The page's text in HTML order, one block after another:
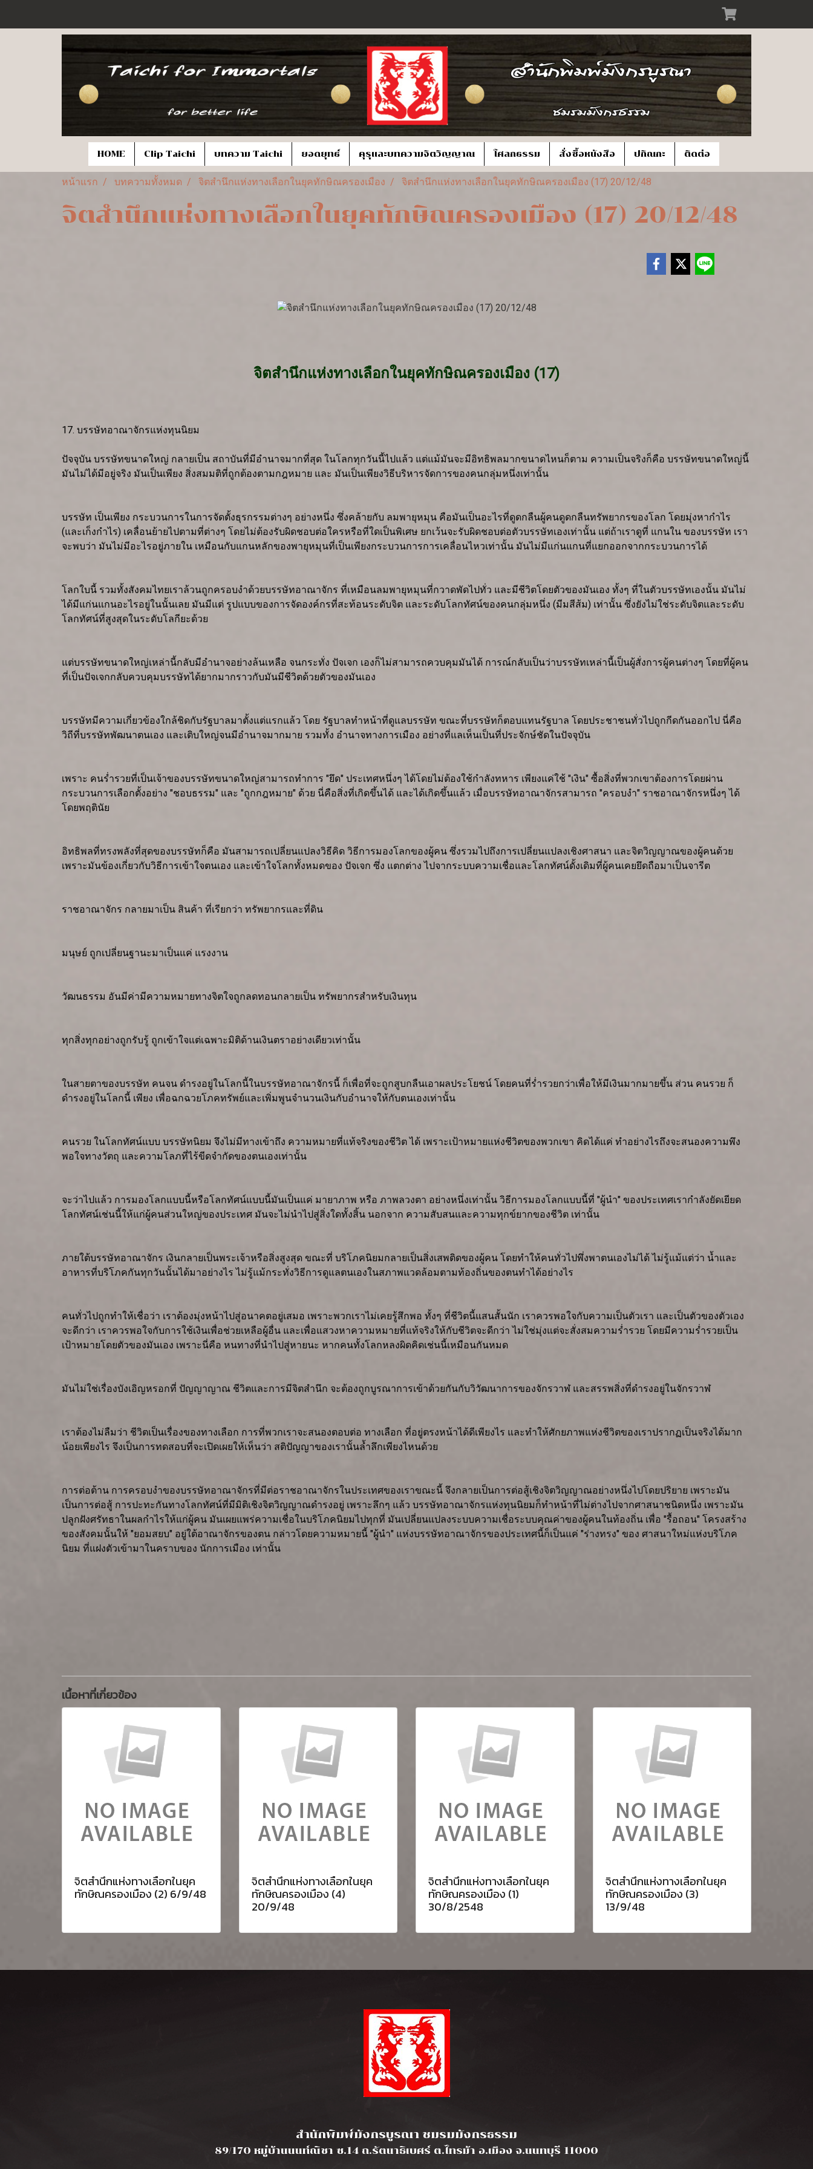
HOME Clip Taichi บทความ Taichi ยอดยุทธ์ คุรุและบทความจิตวิญญาณ โศลกธรรม สั่งซื้อหนังสือ ปกิณกะ ติดต่อ
หน้าแรก บทความทั้งหมด จิตสำนึกแห่งทางเลือกในยุคทักษิณครองเมือง จิตสำนึกแห่งทางเลือกในยุคทักษิณครองเมือง (17) 20/12/48
จิตสำนึกแห่งทางเลือกในยุคทักษิณครองเมือง (17) 20/12/48
จิตสำนึกแห่งทางเลือกในยุคทักษิณครองเมือง (17)
17. บรรษัทอาณาจักรแห่งทุนนิยม
ปัจจุบัน บรรษัทขนาดใหญ่ กลายเป็น สถาบันที่มีอำนาจมากที่สุด ในโลกทุกวันนี้ไปแล้ว แต่แม้มันจะมีอิทธิพลมากขนาดไหนก็ตาม ความเป็นจริงก็คือ บรรษัทขนาดใหญ่นี้
มันไม่ได้มีอยู่จริง มันเป็นเพียง สิ่งสมมติที่ถูกต้องตามกฎหมาย และ มันเป็นเพียงวิธีบริหารจัดการของคนกลุ่มหนึ่งเท่านั้น
บรรษัท เป็นเพียง กระบวนการในการจัดตั้งธุรกรรมต่างๆ อย่างหนึ่ง ซึ่งคล้ายกับ ลมพายุหมุน คือมันเป็นอะไรที่ดูดกลืนผู้คนดูดกลืนทรัพยากรของโลก โดยมุ่งหากำไร
(และเก็งกำไร) เคลื่อนย้ายไปตามที่ต่างๆ โดยไม่ต้องรับผิดชอบต่อใครหรือที่ใดเป็นพิเศษ ยกเว้นจะรับผิดชอบต่อตัวบรรษัทเองเท่านั้น แต่ถ้าเราดูที่ แกนใน ของบรรษัท เรา
จะพบว่า มันไม่มีอะไรอยู่ภายใน เหมือนกับแกนหลักของพายุหมุนที่เป็นเพียงกระบวนการการเคลื่อนไหวเท่านั้น มันไม่มีแก่นแกนที่แยกออกจากกระบวนการได้
โลกใบนี้ รวมทั้งสังคมไทยเราล้วนถูกครอบงำด้วยบรรษัทอาณาจักร ที่เหมือนลมพายุหมุนที่กวาดพัดไปทั่ว และมีชีวิตโดยตัวของมันเอง ทั้งๆ ที่ในตัวบรรษัทเองนั้น มันไม่
ได้มีแก่นแกนอะไรอยู่ในนั้นเลย มันมีแต่ รูปแบบของการจัดองค์กรที่สะท้อนระดับจิต และระดับโลกทัศน์ของคนกลุ่มหนึ่ง (มีมสีส้ม) เท่านั้น ซึ่งยังไม่ใช่ระดับจิตและระดับ
โลกทัศน์ที่สูงสุดในระดับโลกียะด้วย
แต่บรรษัทขนาดใหญ่เหล่านี้กลับมีอำนาจอย่างล้นเหลือ จนกระทั่ง ปัจเจก เองก็ไม่สามารถควบคุมมันได้ การณ์กลับเป็นว่าบรรษัทเหล่านี้เป็นผู้สั่งการผู้คนต่างๆ โดยที่ผู้คน
ที่เป็นปัจเจกกลับควบคุมบรรษัทได้ยากมากราวกับมันมีชีวิตด้วยตัวของมันเอง
บรรษัทมีความเกี่ยวข้องใกล้ชิดกับรัฐบาลมาตั้งแต่แรกแล้ว โดย รัฐบาลทำหน้าที่ดูแลบรรษัท ขณะที่บรรษัทก็ตอบแทนรัฐบาล โดยประชาชนทั่วไปถูกกีดกันออกไป นี่คือ
วิถีที่บรรษัทพัฒนาตนเอง และเติบใหญ่จนมีอำนาจมากมาย รวมทั้ง อำนาจทางการเมือง อย่างที่แลเห็นเป็นที่ประจักษ์ชัดในปัจจุบัน
เพราะ คนร่ำรวยที่เป็นเจ้าของบรรษัทขนาดใหญ่สามารถทำการ "ยึด" ประเทศหนึ่งๆ ได้โดยไม่ต้องใช้กำลังทหาร เพียงแค่ใช้ "เงิน" ซื้อสิ่งที่พวกเขาต้องการโดยผ่าน
กระบวนการเลือกตั้งอย่าง "ชอบธรรม" และ "ถูกกฎหมาย" ด้วย นี่คือสิ่งที่เกิดขึ้นได้ และได้เกิดขึ้นแล้ว เมื่อบรรษัทอาณาจักรสามารถ "ครอบงำ" ราชอาณาจักรหนึ่งๆ ได้
โดยพฤตินัย
อิทธิพลที่ทรงพลังที่สุดของบรรษัทก็คือ มันสามารถเปลี่ยนแปลงวิธีคิด วิธีการมองโลกของผู้คน ซึ่งรวมไปถึงการเปลี่ยนแปลงเชิงศาสนา และจิตวิญญาณของผู้คนด้วย
เพราะมันข้องเกี่ยวกับวิธีการเข้าใจตนเอง และเข้าใจโลกทั้งหมดของ ปัจเจก ซึ่ง แตกต่าง ไปจากระบบความเชื่อและโลกทัศน์ดั้งเดิมที่ผู้คนเคยยึดถือมาเป็นจารีต
ราชอาณาจักร กลายมาเป็น สินค้า ที่เรียกว่า ทรัพยากรและที่ดิน
มนุษย์ ถูกเปลี่ยนฐานะมาเป็นแค่ แรงงาน
วัฒนธรรม อันมีค่ามีความหมายทางจิตใจถูกลดทอนกลายเป็น ทรัพยากรสำหรับเงินทุน
ทุกสิ่งทุกอย่างถูกรับรู้ ถูกเข้าใจแต่เฉพาะมิติด้านเงินตราอย่างเดียวเท่านั้น
ในสายตาของบรรษัท คนจน ดำรงอยู่ในโลกนี้ในบรรษัทอาณาจักรนี้ ก็เพื่อที่จะถูกสูบกลืนเอาผลประโยชน์ โดยคนที่ร่ำรวยกว่าเพื่อให้มีเงินมากมายขึ้น ส่วน คนรวย ก็
ดำรงอยู่ในโลกนี้ เพียง เพื่อฉกฉวยโภคทรัพย์และเพิ่มพูนจำนวนเงินกับอำนาจให้กับตนเองเท่านั้น
คนรวย ในโลกทัศน์แบบ บรรษัทนิยม จึงไม่มีทางเข้าถึง ความหมายที่แท้จริงของชีวิต ได้ เพราะเป้าหมายแห่งชีวิตของพวกเขา คิดได้แค่ ทำอย่างไรถึงจะสนองความพึง
พอใจทางวัตถุ และความโลภที่ไร้ขีดจำกัดของตนเองเท่านั้น
จะว่าไปแล้ว การมองโลกแบบนี้หรือโลกทัศน์แบบนี้มันเป็นแค่ มายาภาพ หรือ ภาพลวงตา อย่างหนึ่งเท่านั้น วิธีการมองโลกแบบนี้ที่ "ผู้นำ" ของประเทศเรากำลังยัดเยียด
โลกทัศน์เช่นนี้ให้แก่ผู้คนส่วนใหญ่ของประเทศ มันจะไม่นำไปสู่สิ่งใดทั้งสิ้น นอกจาก ความสับสนและความทุกข์ยากของชีวิต เท่านั้น
ภายใต้บรรษัทอาณาจักร เงินกลายเป็นพระเจ้าหรือสิ่งสูงสุด ขณะที่ บริโภคนิยมกลายเป็นสิ่งเสพติดของผู้คน โดยทำให้คนทั่วไปพึ่งพาตนเองไม่ได้ ไม่รู้แม้แต่ว่า น้ำและ
อาหารที่บริโภคกันทุกวันนั้นได้มาอย่างไร ไม่รู้แม้กระทั่งวิธีการดูแลตนเองในสภาพแวดล้อมตามท้องถิ่นของตนทำได้อย่างไร
คนทั่วไปถูกทำให้เชื่อว่า เราต้องมุ่งหน้าไปสู่อนาคตอยู่เสมอ เพราะพวกเราไม่เคยรู้สึกพอ ทั้งๆ ที่ชีวิตนี้แสนสั้นนัก เราควรพอใจกับความเป็นตัวเรา และเป็นตัวของตัวเอง
จะดีกว่า เราควรพอใจกับการใช้เงินเพื่อช่วยเหลือผู้อื่น และเพื่อแสวงหาความหมายที่แท้จริงให้กับชีวิตจะดีกว่า ไม่ใช่มุ่งแต่จะสั่งสมความร่ำรวย โดยมีความร่ำรวยเป็น
เป้าหมายโดยตัวของมันเอง เพราะนี่คือ หนทางที่นำไปสู่หายนะ หากคนทั้งโลกหลงผิดคิดเช่นนี้เหมือนกันหมด
มันไม่ใช่เรื่องบังเอิญหรอกที่ ปัญญาญาณ ชีวิตและการมีจิตสำนึก จะต้องถูกบูรณาการเข้าด้วยกันกับวิวัฒนาการของจักรวาฬ และสรรพสิ่งที่ดำรงอยู่ในจักรวาฬ
เราต้องไม่ลืมว่า ชีวิตเป็นเรื่องของทางเลือก การที่พวกเราจะสนองตอบต่อ ทางเลือก ที่อยู่ตรงหน้าได้ดีเพียงไร และทำให้ศักยภาพแห่งชีวิตของเราปรากฏเป็นจริงได้มาก
น้อยเพียงไร จึงเป็นการทดสอบที่จะเปิดเผยให้เห็นว่า สติปัญญาของเรานั้นล้ำลึกเพียงไหนด้วย
การต่อต้าน การครอบงำของบรรษัทอาณาจักรที่มีต่อราชอาณาจักรในประเทศของเราขณะนี้ จึงกลายเป็นการต่อสู้เชิงจิตวิญญาณอย่างหนึ่งไปโดยปริยาย เพราะมัน
เป็นการต่อสู้ การปะทะกันทางโลกทัศน์ที่มีมิติเชิงจิตวิญญาณดำรงอยู่ เพราะลึกๆ แล้ว บรรษัทอาณาจักรแห่งทุนนิยมก็ทำหน้าที่ไม่ต่างไปจากศาสนาชนิดหนึ่ง เพราะมัน
ปลูกฝังศรัทธาในผลกำไรให้แก่ผู้คน มันเผยแพร่ความเชื่อในบริโภคนิยมไปทุกที่ มันเปลี่ยนแปลงระบบความเชื่อระบบคุณค่าของผู้คนในท้องถิ่น เพื่อ "รื้อถอน" โครงสร้าง
ของสังคมนั้นให้ "ยอมสยบ" อยู่ใต้อาณาจักรของตน กล่าวโดยความหมายนี้ "ผู้นำ" แห่งบรรษัทอาณาจักรของประเทศนี้ก็เป็นแค่ "ร่างทรง" ของ ศาสนาใหม่แห่งบริโภค
นิยม ที่แฝงตัวเข้ามาในคราบของ นักการเมือง เท่านั้น
เนื้อหาที่เกี่ยวข้อง
จิตสำนึกแห่งทางเลือกในยุค
ทักษิณครองเมือง (2) 6/9/48
จิตสำนึกแห่งทางเลือกในยุค
ทักษิณครองเมือง (4)
20/9/48
จิตสำนึกแห่งทางเลือกในยุค
ทักษิณครองเมือง (1)
30/8/2548
จิตสำนึกแห่งทางเลือกในยุค
ทักษิณครองเมือง (3)
13/9/48
สำนักพิมพ์มังกรบูรณา ชมรมมังกรธรรม
89/170 หมู่บ้านนนท์ณิชา ซ.14 ถ.รัตนาธิเบศร์ ต.ไทรม้า อ.เมือง จ.นนทบุรี 11000